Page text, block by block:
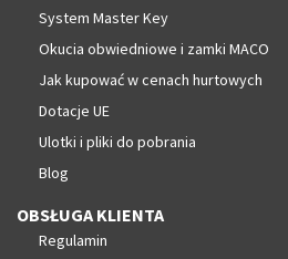
System Master Key
Okucia obwiedniowe i zamki MACO
Jak kupować w cenach hurtowych
Dotacje UE
Ulotki i pliki do pobrania
Blog
OBSŁUGA KLIENTA
Regulamin